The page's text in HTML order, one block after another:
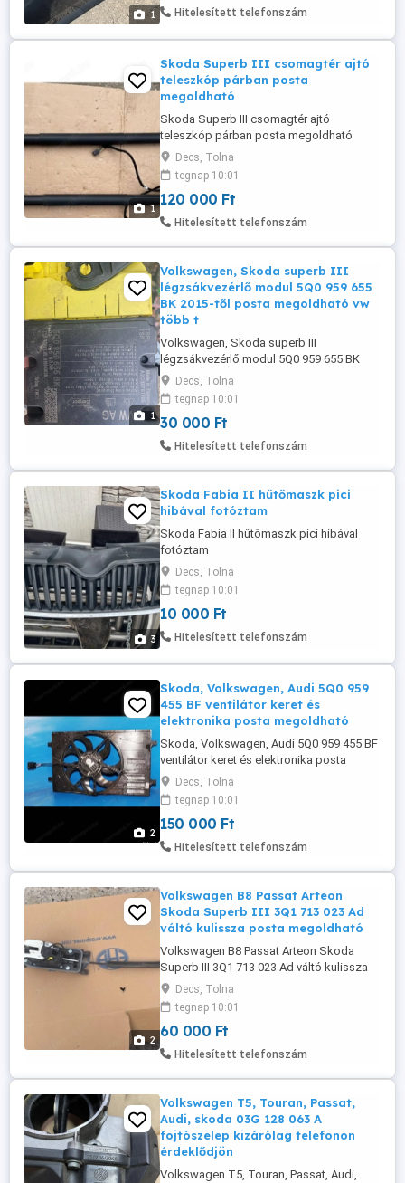
1 Hitelesített telefonszám
1
Skoda Superb III csomagtér ajtó
teleszkóp párban posta
megoldható
Skoda Superb III csomagtér ajtó
teleszkóp párban posta megoldható
Decs, Tolna
tegnap 10:01
120 000 Ft
Hitelesített telefonszám
1
Volkswagen, Skoda superb III
légzsákvezérlő modul 5Q0 959 655
BK 2015-től posta megoldható vw
több t
Volkswagen, Skoda superb III
légzsákvezérlő modul 5Q0 959 655 BK
2015-től posta megoldható vw több
típushoz is jó
Decs, Tolna
tegnap 10:01
30 000 Ft
Hitelesített telefonszám
3
Skoda Fabia II hűtőmaszk pici
hibával fotóztam
Skoda Fabia II hűtőmaszk pici hibával
fotóztam
Decs, Tolna
tegnap 10:01
10 000 Ft
Hitelesített telefonszám
2
Skoda, Volkswagen, Audi 5Q0 959
455 BF ventilátor keret és
elektronika posta megoldható
Skoda, Volkswagen, Audi 5Q0 959 455 BF
ventilátor keret és elektronika posta
megoldható
Decs, Tolna
tegnap 10:01
150 000 Ft
Hitelesített telefonszám
2
Volkswagen B8 Passat Arteon
Skoda Superb III 3Q1 713 023 Ad
váltó kulissza posta megoldható
Volkswagen B8 Passat Arteon Skoda
Superb III 3Q1 713 023 Ad váltó kulissza
posta megoldható
Decs, Tolna
tegnap 10:01
60 000 Ft
Hitelesített telefonszám
Volkswagen T5, Touran, Passat,
Audi, skoda 03G 128 063 A
fojtószelep kizárólag telefonon
érdeklődjön
Volkswagen T5, Touran, Passat, Audi,